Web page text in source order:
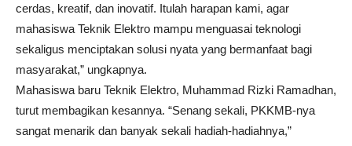
cerdas, kreatif, dan inovatif. Itulah harapan kami, agar
mahasiswa Teknik Elektro mampu menguasai teknologi
sekaligus menciptakan solusi nyata yang bermanfaat bagi
masyarakat,” ungkapnya.
Mahasiswa baru Teknik Elektro, Muhammad Rizki Ramadhan,
turut membagikan kesannya. “Senang sekali, PKKMB-nya
sangat menarik dan banyak sekali hadiah-hadiahnya,”